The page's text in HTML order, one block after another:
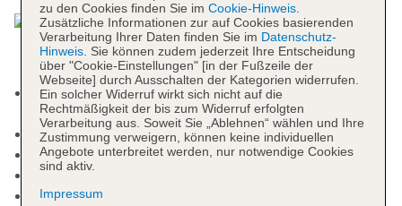
Kurtaxe/Ökotaxe/Touristensteuer zahlbar vor Ort:
Barzahlung, pro Tag ca. 4 EUR
Check-in Zeit ab 15:00 Uhr
Check-out Zeit bis 12:00 Uhr
Hoteleröffnung: 2019
Rezeption: 24 Stunden, Sprachen: deutsch,
zu den Cookies finden Sie im Cookie-Hinweis.
Zusätzliche Informationen zur auf Cookies basierenden
Verarbeitung Ihrer Daten finden Sie im Datenschutz-
Hinweis. Sie können zudem jederzeit Ihre Entscheidung
über "Cookie-Einstellungen" [in der Fußzeile der
Webseite] durch Ausschalten der Kategorien widerrufen.
Ein solcher Widerruf wirkt sich nicht auf die
Rechtmäßigkeit der bis zum Widerruf erfolgten
Verarbeitung aus. Soweit Sie „Ablehnen“ wählen und Ihre
Zustimmung verweigern, können keine individuellen
Angebote unterbreitet werden, nur notwendige Cookies
sind aktiv.
Impressum